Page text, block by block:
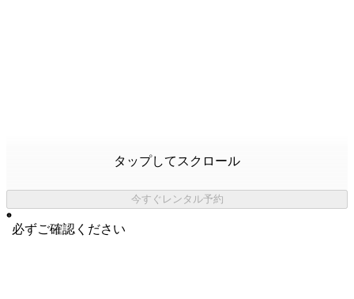
タップしてスクロール
今すぐレンタル予約
必ずご確認ください